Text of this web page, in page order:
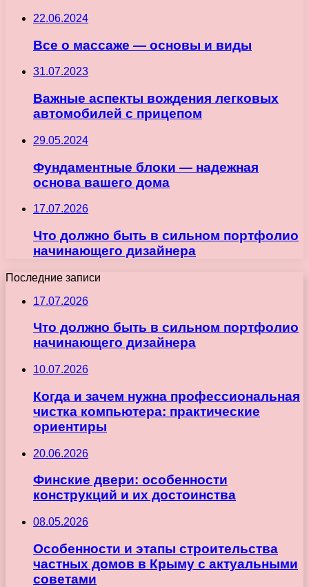
22.06.2024
Все о массаже — основы и виды
31.07.2023
Важные аспекты вождения легковых
автомобилей с прицепом
29.05.2024
Фундаментные блоки — надежная
основа вашего дома
17.07.2026
Что должно быть в сильном портфолио
начинающего дизайнера
Последние записи
17.07.2026
Что должно быть в сильном портфолио
начинающего дизайнера
10.07.2026
Когда и зачем нужна профессиональная
чистка компьютера: практические
ориентиры
20.06.2026
Финские двери: особенности
конструкций и их достоинства
08.05.2026
Особенности и этапы строительства
частных домов в Крыму с актуальными
советами